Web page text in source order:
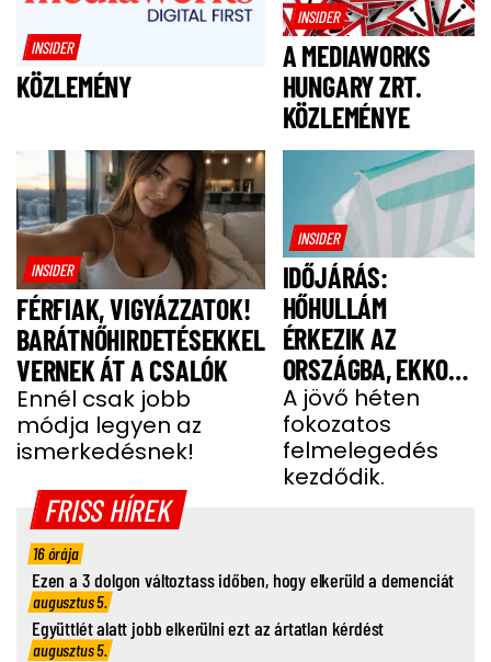
INSIDER
KÖZLEMÉNY
INSIDER
A MEDIAWORKS
HUNGARY ZRT.
KÖZLEMÉNYE
INSIDER
FÉRFIAK, VIGYÁZZATOK!
BARÁTNŐHIRDETÉSEKKEL
VERNEK ÁT A CSALÓK
Ennél csak jobb
módja legyen az
ismerkedésnek!
INSIDER
IDŐJÁRÁS:
HŐHULLÁM
ÉRKEZIK AZ
ORSZÁGBA, EKKOR
ÉR IDE
A jövő héten
fokozatos
felmelegedés
kezdődik.
FRISS HÍREK
16 órája
Ezen a 3 dolgon változtass időben, hogy elkerüld a demenciát
augusztus 5.
Együttlét alatt jobb elkerülni ezt az ártatlan kérdést
augusztus 5.